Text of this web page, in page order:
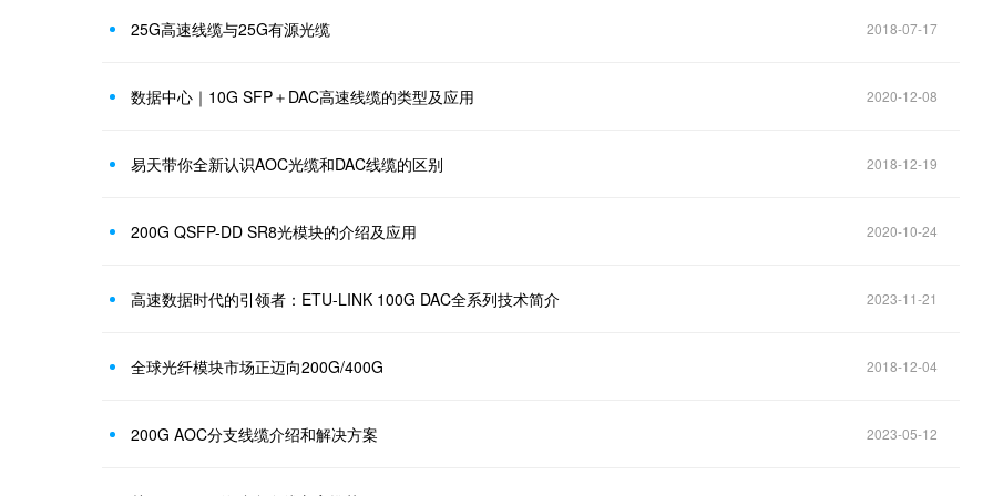
25G高速线缆与25G有源光缆 2018-07-17
数据中心｜10G SFP＋DAC高速线缆的类型及应用 2020-12-08
易天带你全新认识AOC光缆和DAC线缆的区别 2018-12-19
200G QSFP-DD SR8光模块的介绍及应用 2020-10-24
高速数据时代的引领者：ETU-LINK 100G DAC全系列技术简介 2023-11-21
全球光纤模块市场正迈向200G/400G 2018-12-04
200G AOC分支线缆介绍和解决方案 2023-05-12